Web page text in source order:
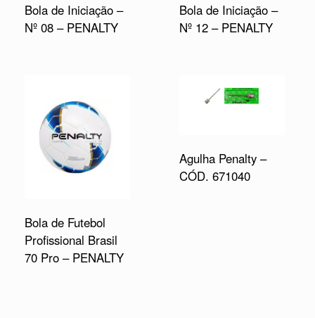
Bola de Iniciação –
Nº 08 – PENALTY
Bola de Iniciação –
Nº 12 – PENALTY
Bola de Futebol
Profissional Brasil
70 Pro – PENALTY
Agulha Penalty –
CÓD. 671040